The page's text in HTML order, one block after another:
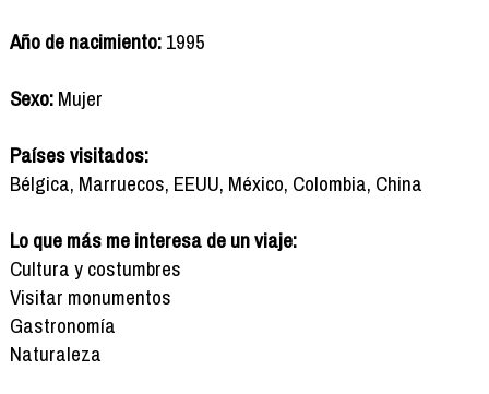
Año de nacimiento:1995
Sexo:Mujer
Países visitados:
Bélgica, Marruecos, EEUU, México, Colombia, China
Lo que más me interesa de un viaje:
Cultura y costumbres
Visitar monumentos
Gastronomía
Naturaleza